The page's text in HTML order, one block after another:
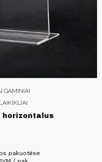
GAMINIAI
horizontalus
pakuotėse